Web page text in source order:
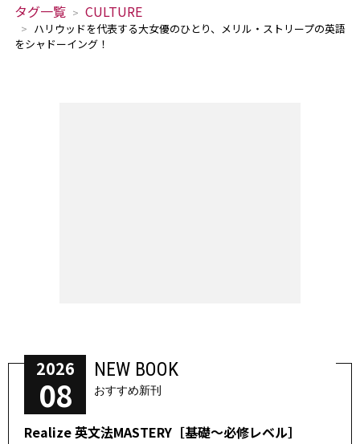
タグ一覧 CULTURE
ハリウッドを代表する大女優のひとり、メリル・ストリープの英語
をシャドーイング！
2026
08
NEW BOOK
おすすめ新刊
Realize 英文法MASTERY［基礎～必修レベル］